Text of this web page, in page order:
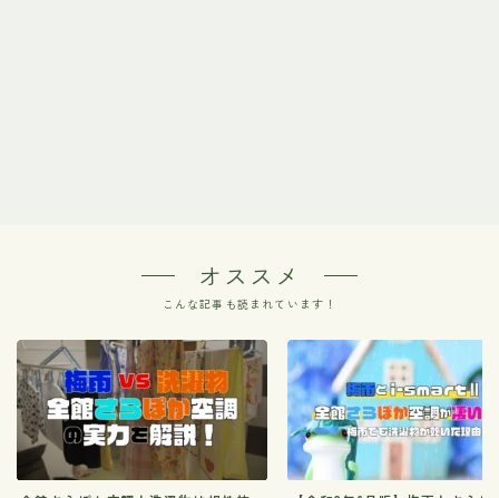
オススメ
こんな記事も読まれています！